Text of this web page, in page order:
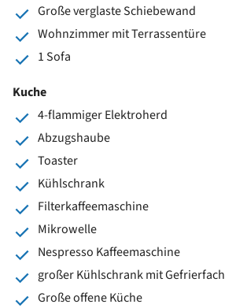
Große verglaste Schiebewand
Wohnzimmer mit Terrassentüre
1 Sofa
Kuche
4-flammiger Elektroherd
Abzugshaube
Toaster
Kühlschrank
Filterkaffeemaschine
Mikrowelle
Nespresso Kaffeemaschine
großer Kühlschrank mit Gefrierfach
Große offene Küche